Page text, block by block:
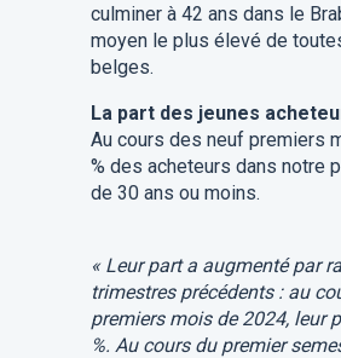
culminer à 42 ans dans le
moyen le plus élevé de
belges.
La part des jeunes
Au cours des neuf premiers
% des acheteurs dans notre
de 30 ans ou moins.
« Leur part a augmenté par
trimestres précédents : au
premiers mois de 2024, leur
%. Au cours du premier